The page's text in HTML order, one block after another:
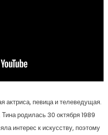
актриса, певица и телеведущая.
родилась 30 октября 1989
интерес к искусству, поэтому